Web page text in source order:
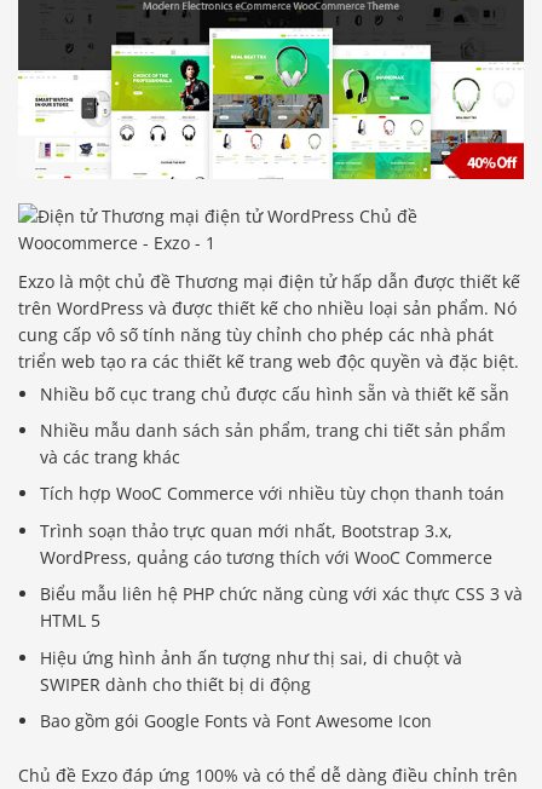
Exzo là một chủ đề Thương mại điện tử hấp dẫn được thiết kế
trên WordPress và được thiết kế cho nhiều loại sản phẩm. Nó
cung cấp vô số tính năng tùy chỉnh cho phép các nhà phát
triển web tạo ra các thiết kế trang web độc quyền và đặc biệt.
Nhiều bố cục trang chủ được cấu hình sẵn và thiết kế sẵn
Nhiều mẫu danh sách sản phẩm, trang chi tiết sản phẩm
và các trang khác
Tích hợp WooC Commerce với nhiều tùy chọn thanh toán
Trình soạn thảo trực quan mới nhất, Bootstrap 3.x,
WordPress, quảng cáo tương thích với WooC Commerce
Biểu mẫu liên hệ PHP chức năng cùng với xác thực CSS 3 và
HTML 5
Hiệu ứng hình ảnh ấn tượng như thị sai, di chuột và
SWIPER dành cho thiết bị di động
Bao gồm gói Google Fonts và Font Awesome Icon
Chủ đề Exzo đáp ứng 100% và có thể dễ dàng điều chỉnh trên